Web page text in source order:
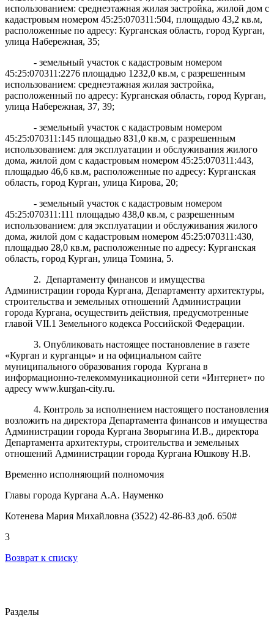
использованием: среднеэтажная жилая застройка, жилой дом с
кадастровым номером 45:25:070311:504, площадью 43,2 кв.м,
расположенные по адресу: Курганская область, город Курган,
улица Набережная, 35;
- земельный участок с кадастровым номером
45:25:070311:2276 площадью 1232,0 кв.м, с разрешенным
использованием: среднеэтажная жилая застройка,
расположенный по адресу: Курганская область, город Курган,
улица Набережная, 37, 39;
- земельный участок с кадастровым номером
45:25:070311:145 площадью 831,0 кв.м, с разрешенным
использованием: для эксплуатации и обслуживания жилого
дома, жилой дом с кадастровым номером 45:25:070311:443,
площадью 46,6 кв.м, расположенные по адресу: Курганская
область, город Курган, улица Кирова, 20;
- земельный участок с кадастровым номером
45:25:070311:111 площадью 438,0 кв.м, с разрешенным
использованием: для эксплуатации и обслуживания жилого
дома, жилой дом с кадастровым номером 45:25:070311:430,
площадью 28,0 кв.м, расположенные по адресу: Курганская
область, город Курган, улица Томина, 5.
2. Департаменту финансов и имущества
Администрации города Кургана, Департаменту архитектуры,
строительства и земельных отношений Администрации
города Кургана, осуществить действия, предусмотренные
главой VII.1 Земельного кодекса Российской Федерации.
3. Опубликовать настоящее постановление в газете
«Курган и курганцы» и на официальном сайте
муниципального образования города Кургана в
информационно-телекоммуникационной сети «Интернет» по
адресу www.kurgan-city.ru.
4. Контроль за исполнением настоящего постановления
возложить на директора Департамента финансов и имущества
Администрации города Кургана Зворыгина И.В., директора
Департамента архитектуры, строительства и земельных
отношений Администрации города Кургана Юшкову Н.В.
Временно исполняющий полномочия
Главы города Кургана А.А. Науменко
Котенева Мария Михайловна (3522) 42-86-83 доб. 650#
3
Возврат к списку
Разделы